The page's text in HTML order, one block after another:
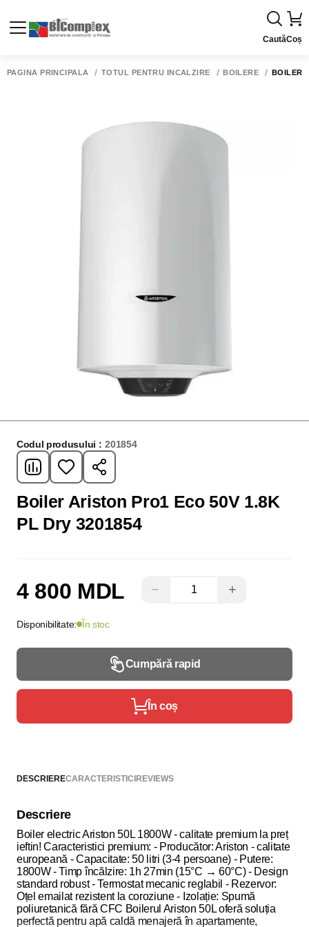
CautăCoș
PAGINA PRINCIPALĂ TOTUL PENTRU INCALZIRE BOILERE BOILER
Codul produsului : 201854
Boiler Ariston Pro1 Eco 50V 1.8K
PL Dry 3201854
4 800 MDL − +
Disponibilitate: În stoc
Cumpără rapid
În coș
DESCRIERECARACTERISTICIREVIEWS
Descriere
Boiler electric Ariston 50L 1800W - calitate premium la preț
ieftin! Caracteristici premium: - Producător: Ariston - calitate
europeană - Capacitate: 50 litri (3-4 persoane) - Putere:
1800W - Timp încălzire: 1h 27min (15°C → 60°C) - Design
standard robust - Termostat mecanic reglabil - Rezervor:
Oțel emailat rezistent la coroziune - Izolație: Spumă
poliuretanică fără CFC Boilerul Ariston 50L oferă soluția
perfectă pentru apă caldă menajeră în apartamente,